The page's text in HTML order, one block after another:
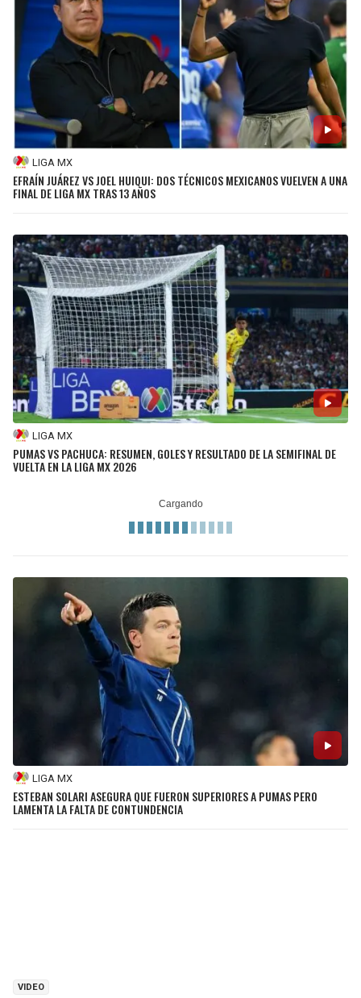
LIGA MX
EFRAÍN JUÁREZ VS JOEL HUIQUI: DOS TÉCNICOS MEXICANOS VUELVEN A UNA
FINAL DE LIGA MX TRAS 13 AÑOS
LIGA MX
PUMAS VS PACHUCA: RESUMEN, GOLES Y RESULTADO DE LA SEMIFINAL DE
VUELTA EN LA LIGA MX 2026
LIGA MX
ESTEBAN SOLARI ASEGURA QUE FUERON SUPERIORES A PUMAS PERO
LAMENTA LA FALTA DE CONTUNDENCIA
VIDEO